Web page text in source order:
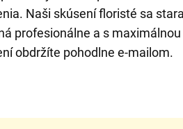
Naši skúsení floristé sa
profesionálne a s
obdržíte pohodlne e-mailom.